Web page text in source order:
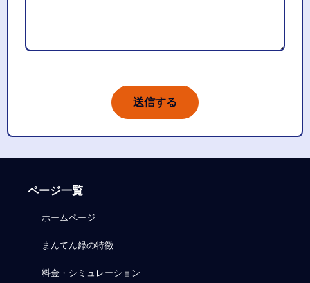
送信する
ページ一覧
ホームページ
まんてん録の特徴
料金・シミュレーション